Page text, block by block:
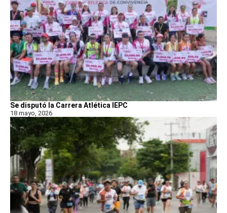
Se disputó la Carrera Atlética IEPC
18 mayo, 2026